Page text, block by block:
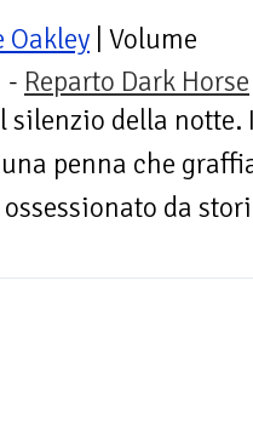
Oakley | Volume
- Reparto Dark Horse
silenzio della
penna che
da